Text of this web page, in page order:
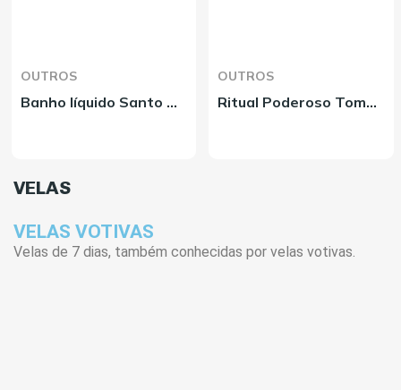
OUTROS
Banho líquido Santo Aleixo
OUTROS
Ritual Poderoso Tomba Lobos
VELAS
VELAS VOTIVAS
Velas de 7 dias, também conhecidas por velas votivas.